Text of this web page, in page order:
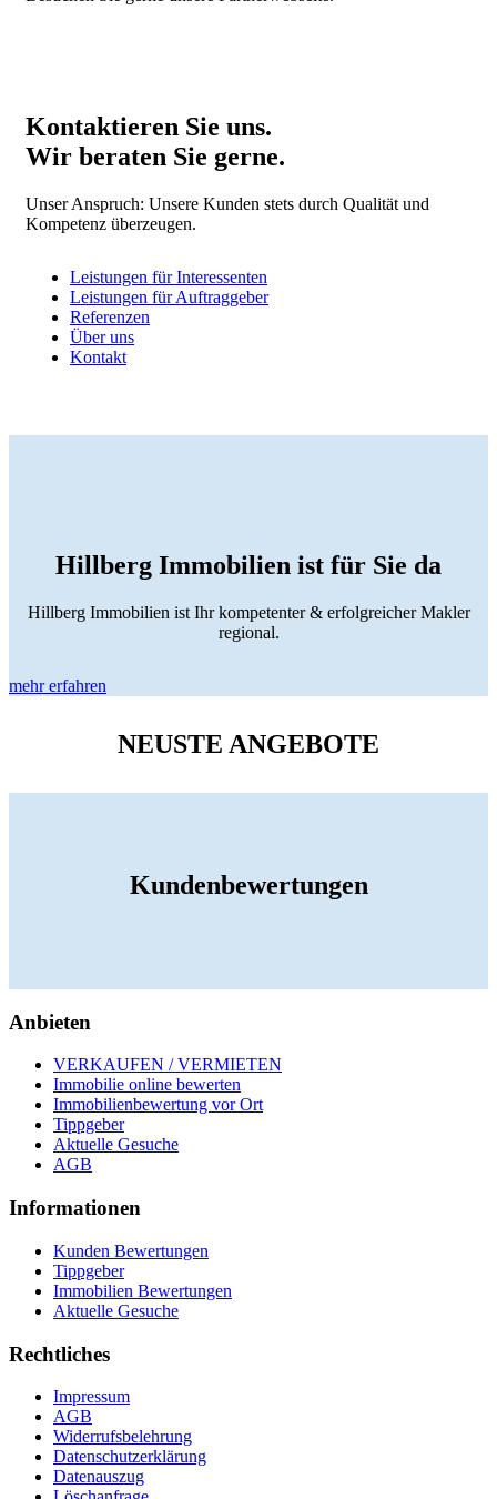
Kontaktieren Sie uns.
Wir beraten Sie gerne.
Unser Anspruch: Unsere Kunden stets durch Qualität und
Kompetenz überzeugen.
Leistungen für Interessenten
Leistungen für Auftraggeber
Referenzen
Über uns
Kontakt
Hillberg Immobilien ist für Sie da
Hillberg Immobilien ist Ihr kompetenter & erfolgreicher Makler
regional.
mehr erfahren
NEUSTE ANGEBOTE
Kundenbewertungen
Anbieten
VERKAUFEN / VERMIETEN
Immobilie online bewerten
Immobilienbewertung vor Ort
Tippgeber
Aktuelle Gesuche
AGB
Informationen
Kunden Bewertungen
Tippgeber
Immobilien Bewertungen
Aktuelle Gesuche
Rechtliches
Impressum
AGB
Widerrufsbelehrung
Datenschutzerklärung
Datenauszug